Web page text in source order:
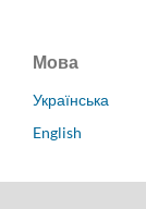
Мова
Українська
English